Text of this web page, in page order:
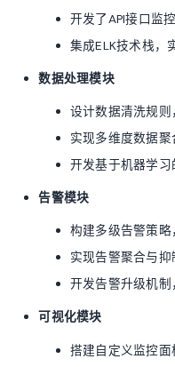
开发了API接口监
集成ELK技术栈，
数据处理模块
设计数据清洗规
实现多维度数据
开发基于机器学
告警模块
构建多级告警策
实现告警聚合与
开发告警升级机
可视化模块
搭建自定义监控